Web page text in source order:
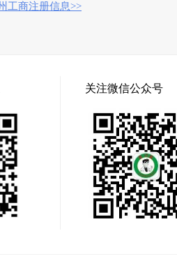
工商注册信息>>
关注微信公众号